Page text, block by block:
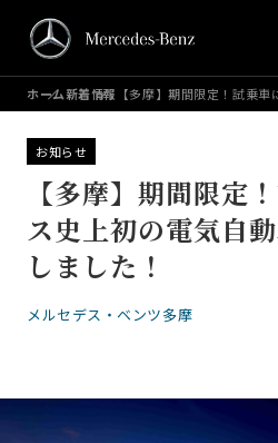
ホーム新着情報 【多摩】期間限定！試乗
お知らせ
【多摩】期間限定
ス史上初の電気自
しました！
メルセデス・ベンツ多摩